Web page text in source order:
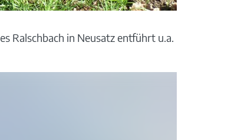
in Neusatz entführt u.a. in die